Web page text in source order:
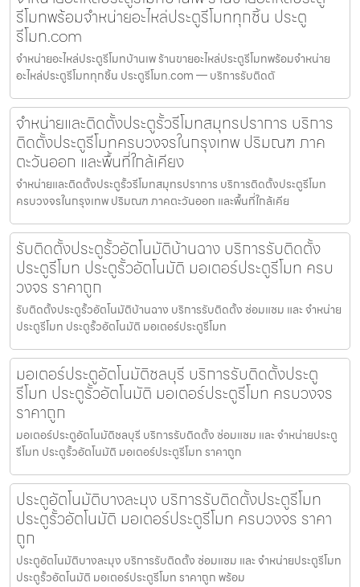
รีโมทพร้อมจำหน่ายอะไหล่ประตูรีโมททุกชิ้น ประตู
รีโมท.com
จำหน่ายอะไหล่ประตูรีโมทบ้านเพ ร้านขายอะไหล่ประตูรีโมทพร้อมจำหน่าย
อะไหล่ประตูรีโมททุกชิ้น ประตูรีโมท.com — บริการรับติดตั
จำหน่ายและติดตั้งประตูรั้วรีโมทสมุทรปราการ บริการ
ติดตั้งประตูรีโมทครบวงจรในกรุงเทพ ปริมณฑ ภาค
ตะวันออก และพื้นที่ใกล้เคียง
จำหน่ายและติดตั้งประตูรั้วรีโมทสมุทรปราการ บริการติดตั้งประตูรีโมท
ครบวงจรในกรุงเทพ ปริมณฑ ภาคตะวันออก และพื้นที่ใกล้เคีย
รับติดตั้งประตูรั้วอัตโนมัติบ้านฉาง บริการรับติดตั้ง
ประตูรีโมท ประตูรั้วอัตโนมัติ มอเตอร์ประตูรีโมท ครบ
วงจร ราคาถูก
รับติดตั้งประตูรั้วอัตโนมัติบ้านฉาง บริการรับติดตั้ง ซ่อมแซม และ จำหน่าย
ประตูรีโมท ประตูรั้วอัตโนมัติ มอเตอร์ประตูรีโมท
มอเตอร์ประตูอัตโนมัติชลบุรี บริการรับติดตั้งประตู
รีโมท ประตูรั้วอัตโนมัติ มอเตอร์ประตูรีโมท ครบวงจร
ราคาถูก
มอเตอร์ประตูอัตโนมัติชลบุรี บริการรับติดตั้ง ซ่อมแซม และ จำหน่ายประตู
รีโมท ประตูรั้วอัตโนมัติ มอเตอร์ประตูรีโมท ราคาถูก
ประตูอัตโนมัติบางละมุง บริการรับติดตั้งประตูรีโมท
ประตูรั้วอัตโนมัติ มอเตอร์ประตูรีโมท ครบวงจร ราคา
ถูก
ประตูอัตโนมัติบางละมุง บริการรับติดตั้ง ซ่อมแซม และ จำหน่ายประตูรีโมท
ประตูรั้วอัตโนมัติ มอเตอร์ประตูรีโมท ราคาถูก พร้อม